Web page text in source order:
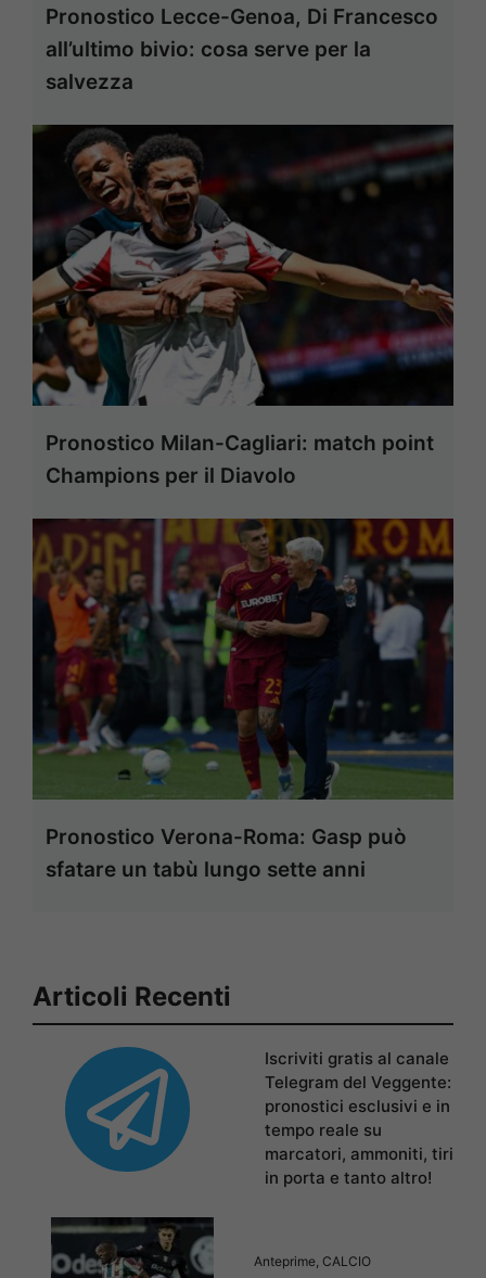
Pronostico Lecce-Genoa, Di Francesco
all’ultimo bivio: cosa serve per la
salvezza
Pronostico Milan-Cagliari: match point
Champions per il Diavolo
Pronostico Verona-Roma: Gasp può
sfatare un tabù lungo sette anni
Articoli Recenti
Iscriviti gratis al canale
Telegram del Veggente:
pronostici esclusivi e in
tempo reale su
marcatori, ammoniti, tiri
in porta e tanto altro!
Anteprime, CALCIO